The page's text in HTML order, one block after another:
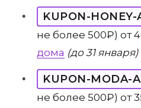
KUPON-HONEY-
не более 500₽) от
дома (до 31 января)
KUPON-MODA-
не более 500₽) от